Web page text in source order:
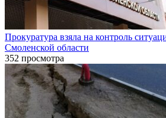
Прокуратура взяла на контроль
Смоленской области
352 просмотра